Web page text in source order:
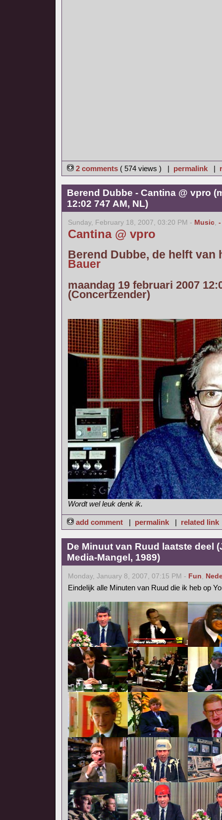
2 comments ( 574 views ) | permalink|
Berend Dubbe - Cantina @ vpro
12:02 747 AM, NL)
Sunday, February 18, 2007, 03:20 PM - Music, -
Cantina @ vpro
Berend Dubbe, de helft van
Bauer
maandag 19 februari 2007
(Concertzender)
Wordt wel leuk denk ik.
add comment | permalink| related link
De Minuut van Ruud laatste deel
Media-Mangel, 1989)
Monday, January 8, 2007, 07:15 PM - Fun,
Eindelijk alle Minuten van Ruud die ik heb op